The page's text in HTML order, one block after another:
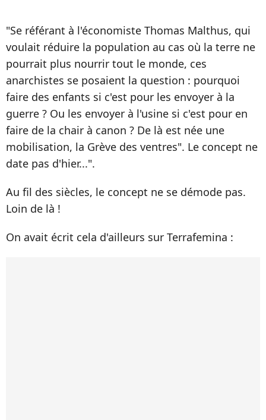
"Se référant à l'économiste Thomas Malthus, qui
voulait réduire la population au cas où la terre ne
pourrait plus nourrir tout le monde, ces
anarchistes se posaient la question : pourquoi
faire des enfants si c'est pour les envoyer à la
guerre ? Ou les envoyer à l'usine si c'est pour en
faire de la chair à canon ? De là est née une
mobilisation, la Grève des ventres". Le concept ne
date pas d'hier...".
Au fil des siècles, le concept ne se démode pas.
Loin de là !
On avait écrit cela d'ailleurs sur Terrafemina :